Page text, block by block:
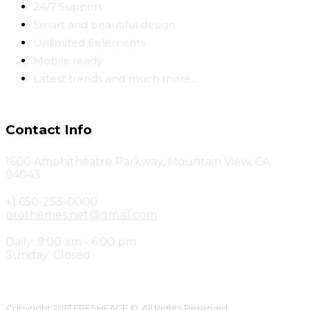
24/7 Support
Smart and beautiful design
Unlimited Eelements
Mobile ready
Latest trends and much more...
Contact Info
1600 Amphitheatre Parkway, Mountain View, CA
94043
+1 650-253-0000
prothemes.net@gmail.com
Daily: 9:00 am - 6:00 pm
Sunday: Closed